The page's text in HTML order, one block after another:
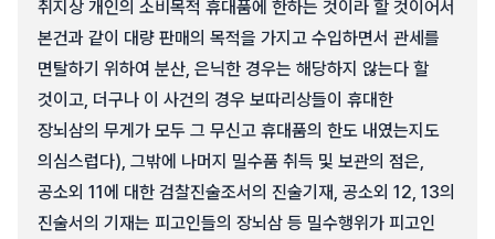
취지상 개인의 소비목적 휴대품에 한하는 것이라 할 것이어서
본건과 같이 대량 판매의 목적을 가지고 수입하면서 관세를
면탈하기 위하여 분산, 은닉한 경우는 해당하지 않는다 할
것이고, 더구나 이 사건의 경우 보따리상들이 휴대한
장뇌삼의 무게가 모두 그 무신고 휴대품의 한도 내였는지도
의심스럽다), 그밖에 나머지 밀수품 취득 및 보관의 점은,
공소외 11에 대한 검찰진술조서의 진술기재, 공소외 12, 13의
진술서의 기재는 피고인들의 장뇌삼 등 밀수행위가 피고인